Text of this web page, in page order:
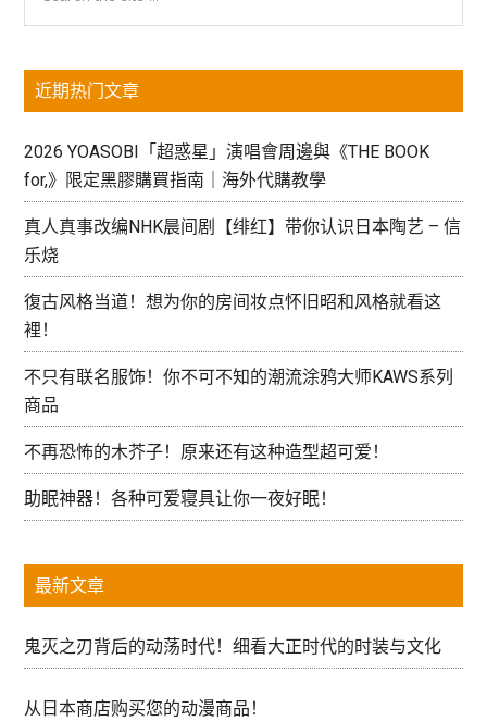
侧
边
栏
the
近期热门文章
2026 YOASOBI「超惑星」演唱會周邊與《THE BOOK
for,》限定黑膠購買指南｜海外代購教學
真人真事改编NHK晨间剧【绯红】带你认识日本陶艺 – 信
乐烧
復古风格当道！想为你的房间妆点怀旧昭和风格就看这
裡！
不只有联名服饰！你不可不知的潮流涂鸦大师KAWS系列
商品
不再恐怖的木芥子！原来还有这种造型超可爱！
助眠神器！各种可爱寝具让你一夜好眠！
最新文章
鬼灭之刃背后的动荡时代！细看大正时代的时装与文化
从日本商店购买您的动漫商品！